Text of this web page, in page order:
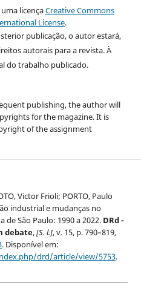
licençaCreative Commons
License.
publicação, o autor estará,
autorais para a revista. À
do trabalho publicado.
publishing, the author will
for the magazine. It is
of the assignment
Victor Frioli; PORTO, Paulo
industrial e mudanças no
São Paulo: 1990 a 2022. DRd -
debate,[S. l.], v. 15, p. 790–819,
. Disponível em:
drd/article/view/5753.